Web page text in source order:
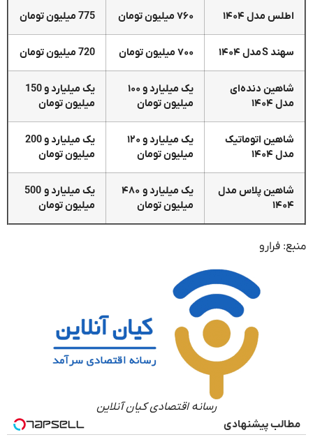
اطلس مدل ۱۴۰۴ ۷۶۰ میلیون تومان 775 میلیون تومان
سهند S مدل ۱۴۰۴ ۷۰۰ میلیون تومان 720 میلیون تومان
شاهین دنده‌ای
مدل ۱۴۰۴
یک میلیارد و ۱۰۰
میلیون تومان
یک میلیارد و 150
میلیون تومان
شاهین اتوماتیک
مدل ۱۴۰۴
میلیون تومان
یک میلیارد و 200
میلیون تومان
شاهین پلاس مدل
۱۴۰۴
یک میلیارد و ۴۸۰
میلیون تومان
یک میلیارد و 500
میلیون تومان
منبع: فرارو
رسانه اقتصادی کیان آنلاین
مطالب پیشنهادی